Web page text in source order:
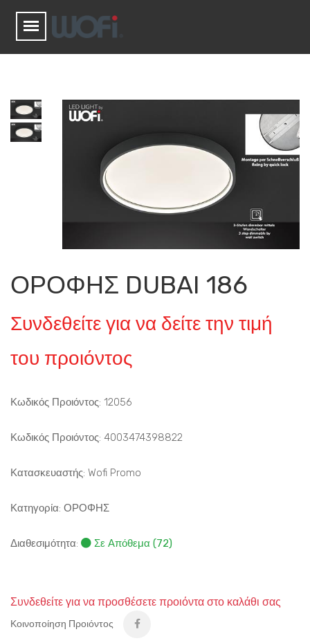
ΟΡΟΦΗΣ DUBAI 186
Συνδεθείτε για να δείτε την τιμή
του προιόντος
Κωδικός Προιόντος: 12056
Κωδικός Προιόντος: 4003474398822
Κατασκευαστής: Wofi Promo
Κατηγορία: ΟΡΟΦΗΣ
Διαθεσιμότητα: Σε Απόθεμα (72)
Συνδεθείτε για να προσθέσετε προιόντα στο καλάθι σας
Κοινοποίηση Προιόντος